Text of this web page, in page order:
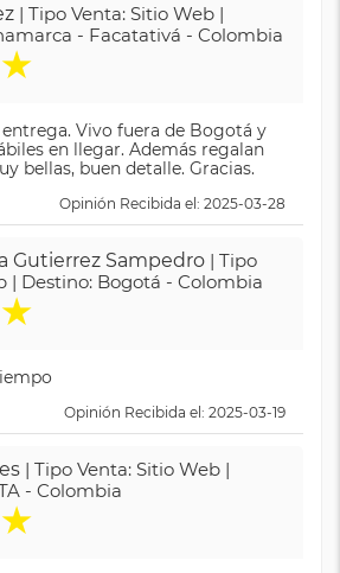
| Tipo Venta: Sitio Web |
- Facatativá - Colombia
★
Vivo fuera de Bogotá y
en llegar. Además regalan
bellas, buen detalle. Gracias.
Opinión Recibida el: 2025-03-28
Gutierrez Sampedro | Tipo
| Destino: Bogotá - Colombia
★
Opinión Recibida el: 2025-03-19
| Tipo Venta: Sitio Web |
- Colombia
★